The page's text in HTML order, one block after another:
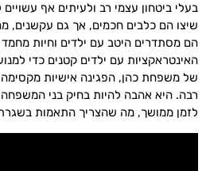
בעלי ביטחון עצמי רב ולעיתים אף
שיצו הם כלבים חכמים, אך גם עקשנים,
הם מסתדרים היטב עם ילדים וחיות
האינטראקציות עם ילדים קטנים כדי
של משפחת כהן, הפגינה אישיות
רבה. היא אהבה להיות בחיק בני
לזמן ממושך, מה שהצריך התאמות